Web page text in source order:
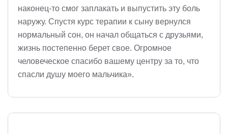
наконец-то смог заплакать и выпустить эту боль
наружу. Спустя курс терапии к сыну вернулся
нормальный сон, он начал общаться с друзьями,
жизнь постепенно берет свое. Огромное
человеческое спасибо вашему центру за то, что
спасли душу моего мальчика».